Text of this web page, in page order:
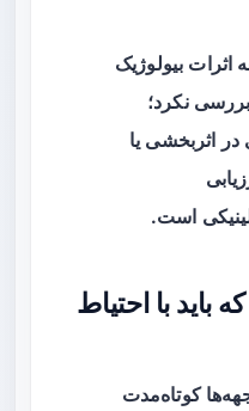
اثرات بیولوژیک
نکرد؛
در اثربخشی یا
است.
باید با احتیاط
کوتاه‌مدت